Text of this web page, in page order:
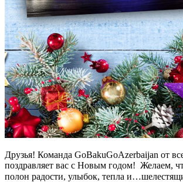
Друзья! Команда GoBakuGoAzerbaijan от
поздравляет вас с Новым годом! Желаем,
полон радости, улыбок, тепла